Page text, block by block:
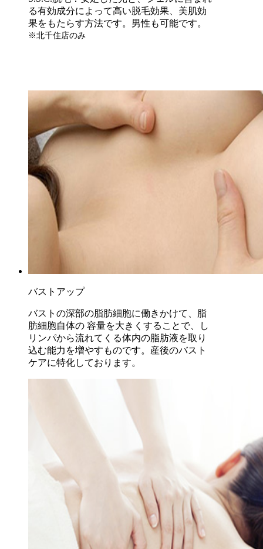
る有効成分によって高い脱毛効果、美肌効
果をもたらす方法です。男性も可能です。
※北千住店のみ
バストアップ
バストの深部の脂肪細胞に働きかけて、脂
肪細胞自体の 容量を大きくすることで、し
リンパから流れてくる体内の脂肪液を取り
込む能力を増やすものです。産後のバスト
ケアに特化しております。